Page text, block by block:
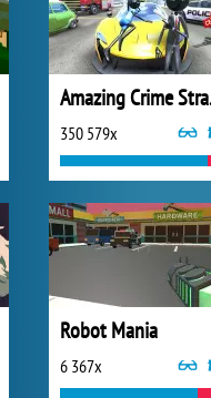
350 579x
Robot Mania
6 367x